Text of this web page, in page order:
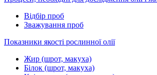
Відбір проб
Зважування проб
Показники якості рослинної олії
Жир (шрот, макуха)
Білок (шрот, макуха)